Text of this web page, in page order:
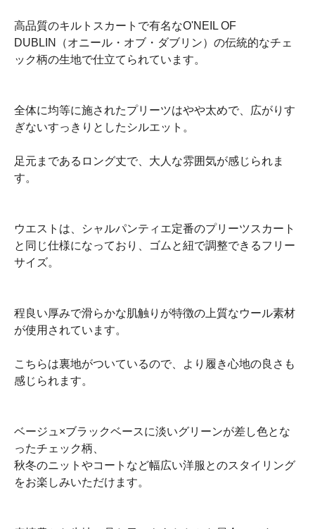
高品質のキルトスカートで有名なO'NEIL OF
DUBLIN（オニール・オブ・ダブリン）の伝統的なチェ
ック柄の生地で仕立てられています。
全体に均等に施されたプリーツはやや太めで、広がりす
ぎないすっきりとしたシルエット。
足元まであるロング丈で、大人な雰囲気が感じられま
す。
ウエストは、シャルパンティエ定番のプリーツスカート
と同じ仕様になっており、ゴムと紐で調整できるフリー
サイズ。
程良い厚みで滑らかな肌触りが特徴の上質なウール素材
が使用されています。
こちらは裏地がついているので、より履き心地の良さも
感じられます。
ベージュ×ブラックベースに淡いグリーンが差し色とな
ったチェック柄、
秋冬のニットやコートなど幅広い洋服とのスタイリング
をお楽しみいただけます。